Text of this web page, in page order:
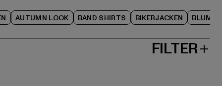
AUTUMN LOOK BAND SHIRTS BIKERJACKEN
FILTER